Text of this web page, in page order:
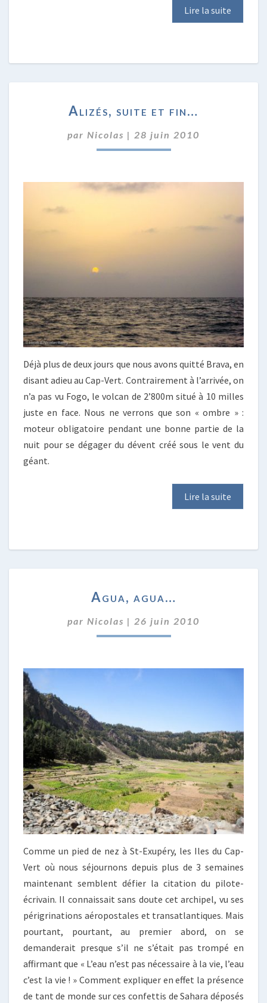
Lire la suite
SUITE
FIN…
Alizés, suite et fin…
par Nicolas | 28 juin 2010
Déjà plus de deux jours que nous avons quitté Brava, en
disant adieu au Cap-Vert. Contrairement à l’arrivée, on
n’a pas vu Fogo, le volcan de 2’800m situé à 10 milles
juste en face. Nous ne verrons que son « ombre » :
moteur obligatoire pendant une bonne partie de la
nuit pour se dégager du dévent créé sous le vent du
géant.
Lire la suite
AGUA…
Agua, agua…
par Nicolas | 26 juin 2010
Comme un pied de nez à St-Exupéry, les Iles du Cap-
Vert où nous séjournons depuis plus de 3 semaines
maintenant semblent défier la citation du pilote-
écrivain. Il connaissait sans doute cet archipel, vu ses
périgrinations aéropostales et transatlantiques. Mais
pourtant, pourtant, au premier abord, on se
demanderait presque s’il ne s’était pas trompé en
affirmant que « L’eau n’est pas nécessaire à la vie, l’eau
c’est la vie ! » Comment expliquer en effet la présence
de tant de monde sur ces confettis de Sahara déposés